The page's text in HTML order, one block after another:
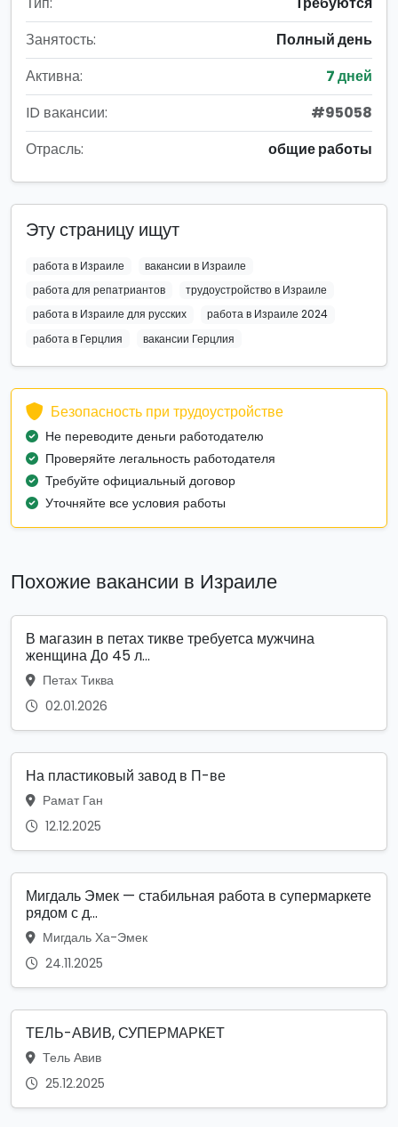
Занятость:
Полный день
Активна:
7 дней
ID вакансии:
#95058
Отрасль:
общие работы
Эту страницу ищут
работа в Израиле
вакансии в Израиле
работа для репатриантов
трудоустройство в Израиле
работа в Израиле для русских
работа в Израиле 2024
работа в Герцлия
вакансии Герцлия
Безопасность при трудоустройстве
Не переводите деньги работодателю
Проверяйте легальность работодателя
Требуйте официальный договор
Уточняйте все условия работы
Похожие вакансии в Израиле
В магазин в петах тикве требуетса мужчина
женщина До 45 л...
Петах Тиква
02.01.2026
На пластиковый завод в П-ве
Рамат Ган
12.12.2025
Мигдаль Эмек — стабильная работа в супермаркете
рядом с д...
Мигдаль Ха-Эмек
24.11.2025
ТЕЛЬ-АВИВ, СУПЕРМАРКЕТ
Тель Авив
25.12.2025